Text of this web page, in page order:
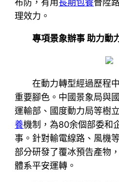
布防，有用長期包養晉陞
理效力。
專項景象辦事 助力動
在動力轉型經過歷程
重要腳色。中國景象局與
運輸部、國度動力局等樹
養機制，為80余個部委和
事。針對輸電線路、風機
部分研發了覆冰預告產物
體系平安運轉。